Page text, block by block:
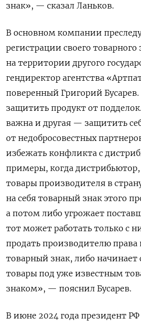
знак», — сказал Ланьков.
В основном компании
регистрации своего товарного
на территории другого
гендиректор агентства
поверенный Григорий
защитить продукт от
важна и другая — защитить
от недобросовестных
избежать конфликта с
примеры, когда
товары производителя в
на себя товарный знак этого
а потом либо угрожает
тот может работать только с
продать производителю права
товарный знак, либо начинает
товары под уже известным
знаком», — пояснил Бусарев.
В июне 2024 года президент